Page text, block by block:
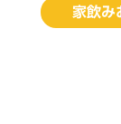
家飲